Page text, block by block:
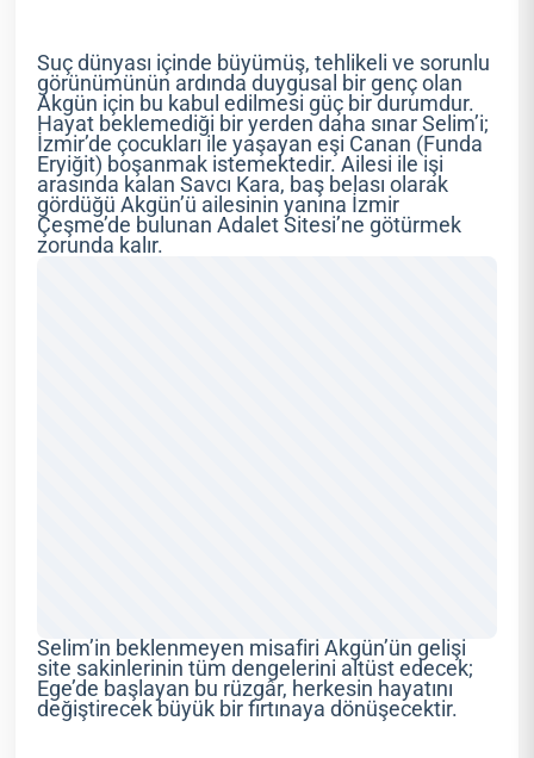
Suç dünyası içinde büyümüş, tehlikeli ve sorunlu
görünümünün ardında duygusal bir genç olan
Akgün için bu kabul edilmesi güç bir durumdur.
Hayat beklemediği bir yerden daha sınar Selim’i;
İzmir’de çocukları ile yaşayan eşi Canan (Funda
Eryiğit) boşanmak istemektedir. Ailesi ile işi
arasında kalan Savcı Kara, baş belası olarak
gördüğü Akgün’ü ailesinin yanına İzmir
Çeşme’de bulunan Adalet Sitesi’ne götürmek
zorunda kalır.
Selim’in beklenmeyen misafiri Akgün’ün gelişi
site sakinlerinin tüm dengelerini altüst edecek;
Ege’de başlayan bu rüzgâr, herkesin hayatını
değiştirecek büyük bir fırtınaya dönüşecektir.